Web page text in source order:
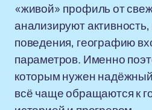
«живой» профиль от
анализируют
поведения, географию
параметров. Именно
которым нужен надёжный
всё чаще обращаются к